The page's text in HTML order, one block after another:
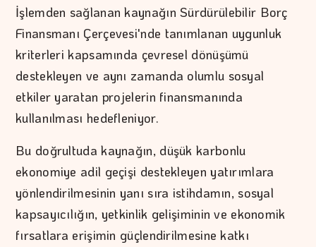
İşlemden sağlanan kaynağın Sürdürülebilir Borç
Finansmanı Çerçevesi'nde tanımlanan uygunluk
kriterleri kapsamında çevresel dönüşümü
destekleyen ve aynı zamanda olumlu sosyal
etkiler yaratan projelerin finansmanında
kullanılması hedefleniyor.
Bu doğrultuda kaynağın, düşük karbonlu
ekonomiye adil geçişi destekleyen yatırımlara
yönlendirilmesinin yanı sıra istihdamın, sosyal
kapsayıcılığın, yetkinlik gelişiminin ve ekonomik
fırsatlara erişimin güçlendirilmesine katkı